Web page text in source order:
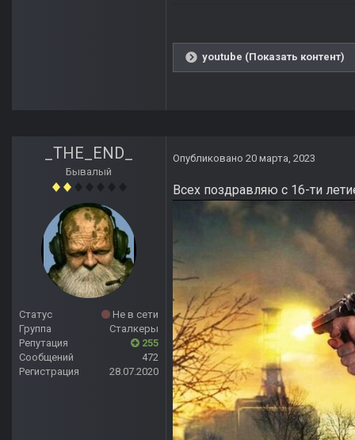
youtube (Показать контент)
_THE_END_
Бывалый
Статус
Не в сети
Группа
Сталкеры
Репутация
255
Сообщений
472
Регистрация
28.07.2020
Опубликовано 20 марта, 2023
Всех поздравляю с 16-ти